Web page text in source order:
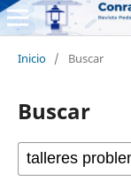
Inicio / Buscar
Buscar